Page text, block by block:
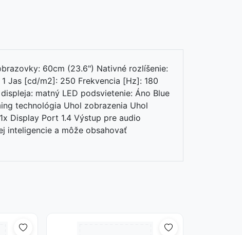
60cm (23.6") Nativné rozlíšenie:
Jas [cd/m2]: 250 Frekvencia [Hz]: 180
matný LED podsvietenie: Áno Blue
technológia Uhol zobrazenia Uhol
Display Port 1.4 Výstup pre audio
inteligencie a môže obsahovať